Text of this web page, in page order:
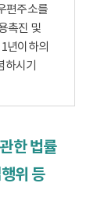
편주소를
촉진 및
년이하의
하시기
한 법률
위 등